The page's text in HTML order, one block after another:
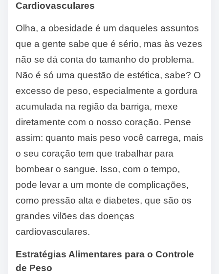
Cardiovasculares
Olha, a obesidade é um daqueles assuntos
que a gente sabe que é sério, mas às vezes
não se dá conta do tamanho do problema.
Não é só uma questão de estética, sabe? O
excesso de peso, especialmente a gordura
acumulada na região da barriga, mexe
diretamente com o nosso coração. Pense
assim: quanto mais peso você carrega, mais
o seu coração tem que trabalhar para
bombear o sangue. Isso, com o tempo,
pode levar a um monte de complicações,
como pressão alta e diabetes, que são os
grandes vilões das doenças
cardiovasculares.
Estratégias Alimentares para o Controle
de Peso